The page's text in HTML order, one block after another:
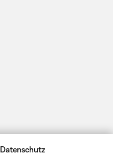
Datenschutz